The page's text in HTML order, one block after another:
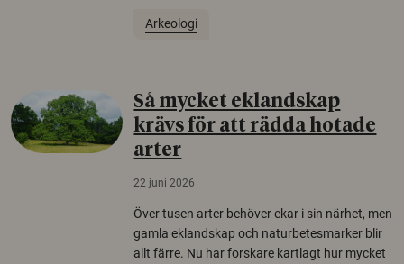
Arkeologi
Så mycket eklandskap
krävs för att rädda hotade
arter
22 juni 2026
Över tusen arter behöver ekar i sin närhet, men
gamla eklandskap och naturbetesmarker blir
allt färre. Nu har forskare kartlagt hur mycket